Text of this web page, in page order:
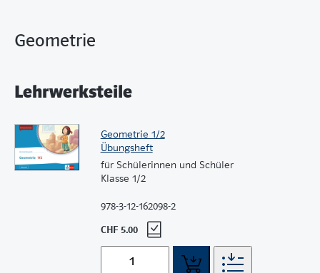
Geometrie
Lehrwerksteile
Geometrie 1/2
Übungsheft
für Schülerinnen und Schüler
Klasse 1/2
978-3-12-162098-2
CHF 5.00